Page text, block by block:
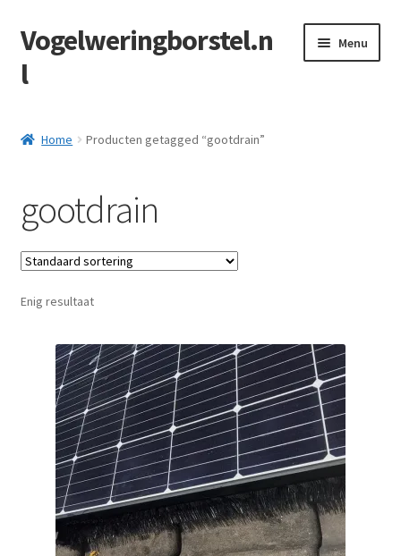
Ga
door
naar
Ga
naar
de
Vogelweringborstel.n
l
Menu
Algemene Voorwaarden
Contact
Herroepingsformulier
Mijn account
Privacy policy
shop pagina
Vergelijk
Verlanglijst
Home Producten getagged “gootdrain”
gootdrain
Enig resultaat